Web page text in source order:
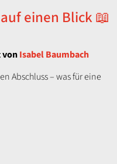
einen Blick 📖
Isabel Baumbach
Abschluss – was für eine